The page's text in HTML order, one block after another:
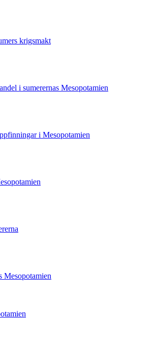
krigsmakt
i sumerernas Mesopotamien
i Mesopotamien
Mesopotamien